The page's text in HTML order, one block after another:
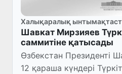
Халықаралық
Шавкат Мирзияев
саммитіне қатысады
Өзбекстан Президенті
12 қараша күндері